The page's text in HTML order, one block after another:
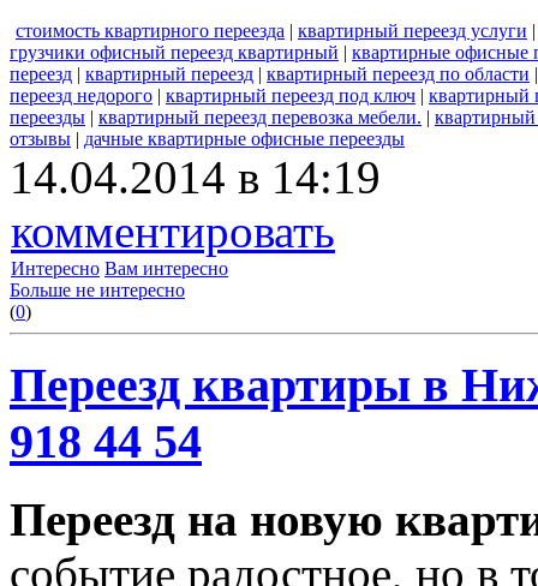
стоимость квартирного переезда | квартирный переезд услуги
грузчики офисный переезд квартирный | квартирные офисные
переезд | квартирный переезд | квартирный переезд по области
переезд недорого | квартирный переезд под ключ | квартирный
переезды | квартирный переезд перевозка мебели. | квартирный
отзывы | дачные квартирные офисные переезды
14.04.2014 в 14:19
комментировать
Интересно Вам интересно
Больше не интересно
(0)
Переезд квартиры в
918 44 54
Переезд на новую
событие радостное, но в